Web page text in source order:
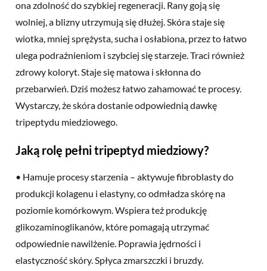
ona zdolność do szybkiej regeneracji. Rany goją się
wolniej, a blizny utrzymują się dłużej. Skóra staje się
wiotka, mniej sprężysta, sucha i osłabiona, przez to łatwo
ulega podrażnieniom i szybciej się starzeje. Traci również
zdrowy koloryt. Staje się matowa i skłonna do
przebarwień. Dziś możesz łatwo zahamować te procesy.
Wystarczy, że skóra dostanie odpowiednią dawkę
tripeptydu miedziowego.
Jaką rolę pełni tripeptyd miedziowy?
• Hamuje procesy starzenia – aktywuje fibroblasty do
produkcji kolagenu i elastyny, co odmładza skórę na
poziomie komórkowym. Wspiera też produkcję
glikozaminoglikanów, które pomagają utrzymać
odpowiednie nawilżenie. Poprawia jędrności i
elastyczność skóry. Spłyca zmarszczki i bruzdy.